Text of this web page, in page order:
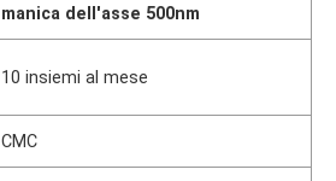
manica dell'asse 500nm
10 insiemi al mese
CMC